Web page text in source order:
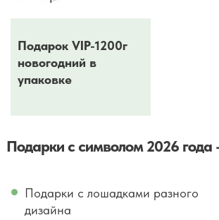
Подарок VIP-1200г
новогодний в
упаковке
Подарки с символом 2026
Подарки с лошадками разного
дизайна